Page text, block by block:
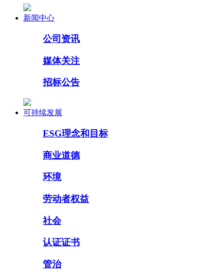
新闻中心
公司资讯
媒体关注
招标公告
可持续发展
ESG理念和目标
商业道德
环境
劳动者权益
社会
认证证书
管治